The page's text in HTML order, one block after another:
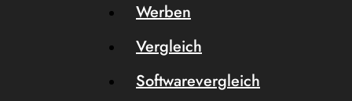
Werben
Vergleich
Softwarevergleich